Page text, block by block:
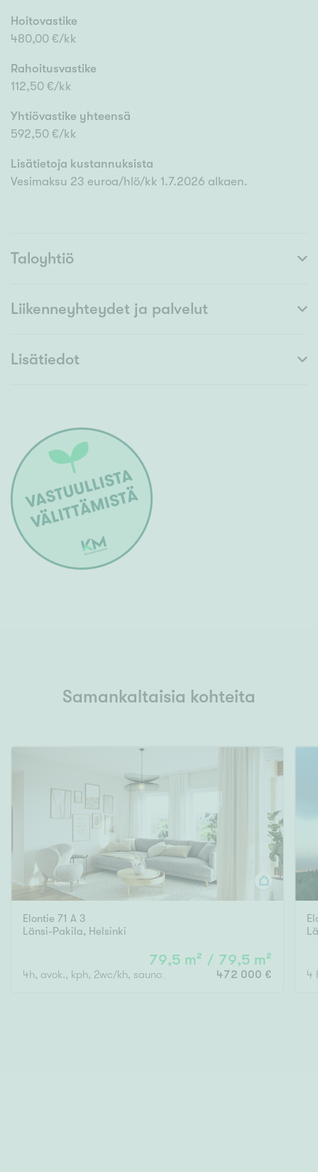
Hoitovastike
480,00 €/kk
Rahoitusvastike
112,50 €/kk
Yhtiövastike yhteensä
592,50 €/kk
Lisätietoja kustannuksista
Vesimaksu 23 euroa/hlö/kk 1.7.2026 alkaen.
Taloyhtiö
Liikenneyhteydet ja palvelut
Lisätiedot
Samankaltaisia kohteita
Elontie 71 A 3
Länsi-Pakila, Helsinki
79,5 m² / 79,5 m²
4h, avok., kph, 2wc/kh, sauna, las. parveke472 000 € 4